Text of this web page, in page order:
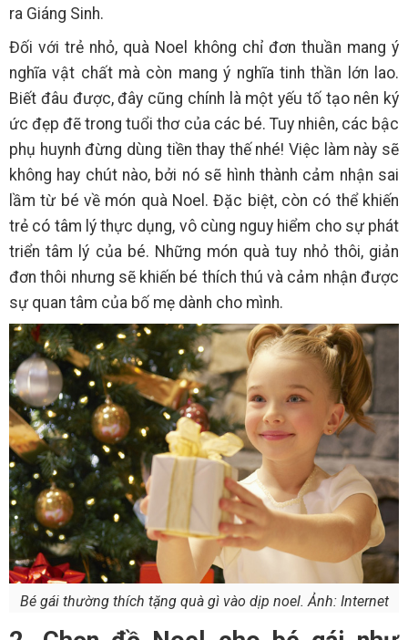
ra Giáng Sinh.
Đối với trẻ nhỏ, quà Noel không chỉ đơn thuần mang ý
nghĩa vật chất mà còn mang ý nghĩa tinh thần lớn lao.
Biết đâu được, đây cũng chính là một yếu tố tạo nên ký
ức đẹp đẽ trong tuổi thơ của các bé. Tuy nhiên, các bậc
phụ huynh đừng dùng tiền thay thế nhé! Việc làm này sẽ
không hay chút nào, bởi nó sẽ hình thành cảm nhận sai
lầm từ bé về món quà Noel. Đặc biệt, còn có thể khiến
trẻ có tâm lý thực dụng, vô cùng nguy hiểm cho sự phát
triển tâm lý của bé. Những món quà tuy nhỏ thôi, giản
đơn thôi nhưng sẽ khiến bé thích thú và cảm nhận được
sự quan tâm của bố mẹ dành cho mình.
Bé gái thường thích tặng quà gì vào dịp noel. Ảnh: Internet